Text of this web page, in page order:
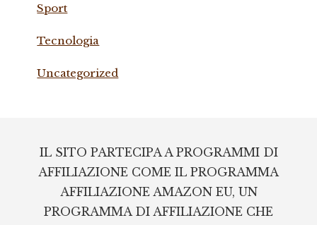
Sport
Tecnologia
Uncategorized
IL SITO PARTECIPA A PROGRAMMI DI
AFFILIAZIONE COME IL PROGRAMMA
AFFILIAZIONE AMAZON EU, UN
PROGRAMMA DI AFFILIAZIONE CHE